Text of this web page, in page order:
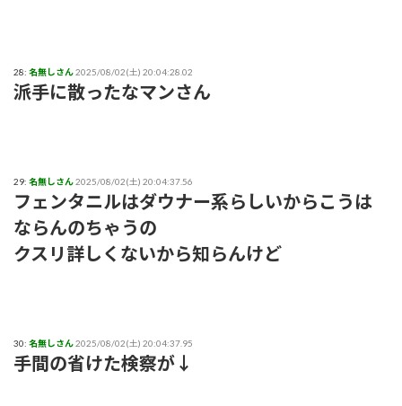
28: 名無しさん2025/08/02(土) 20:04:28.02
派手に散ったなマンさん
29: 名無しさん2025/08/02(土) 20:04:37.56
フェンタニルはダウナー系らしいからこうは
ならんのちゃうの
クスリ詳しくないから知らんけど
30: 名無しさん2025/08/02(土) 20:04:37.95
手間の省けた検察が↓